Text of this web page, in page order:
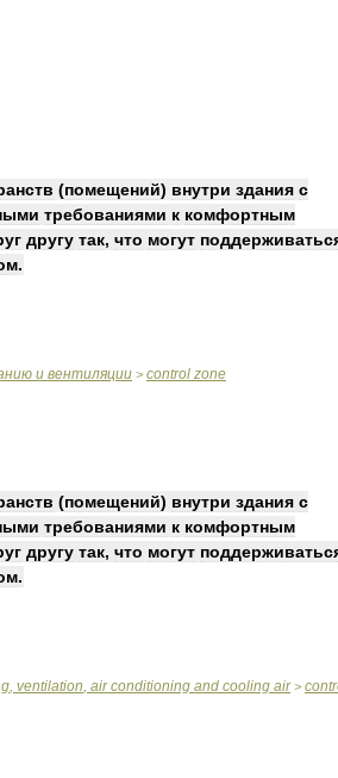
(помещений) внутри здания с
требованиями к комфортным
другу так, что могут
.
и вентиляции > control zone
(помещений) внутри здания с
требованиями к комфортным
другу так, что могут
.
, ventilation, air conditioning and cooling air>